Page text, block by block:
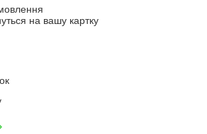
на вашу картку